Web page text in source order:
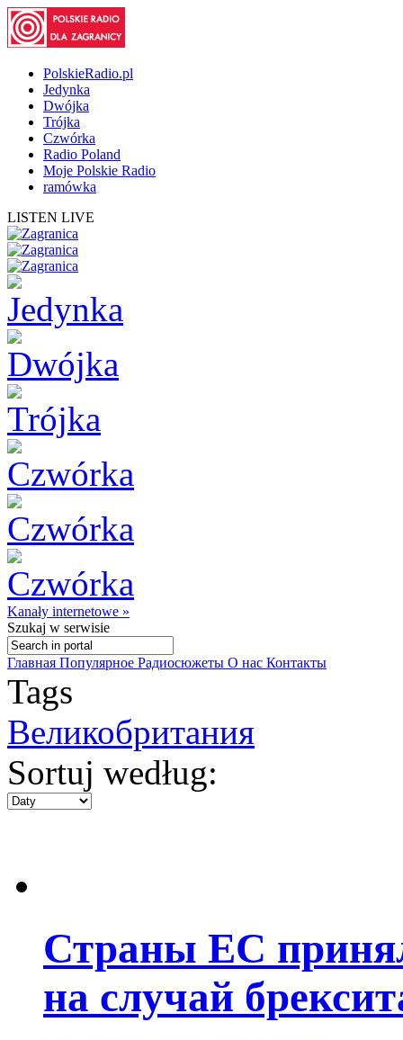
PolskieRadio.pl
Jedynka
Dwójka
Trójka
Czwórka
Radio Poland
Moje Polskie Radio
ramówka
LISTEN LIVE
Kanały internetowe »
Szukaj w serwisie
Главная Популярное Радиосюжеты О нас Контакты
Tags
Великобритания
Sortuj według:
Страны ЕС
на случай